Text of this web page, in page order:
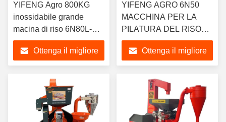
YIFENG Agro 800KG
inossidabile grande
macina di riso 6N80L-
9FC24 con macina di
frantumazione della
farina lavoro per 11kw o
22hp motore diesel
Ottenga il migliore
YIFENG AGRO 6N50
MACCHINA PER LA
PILATURA DEL RISO
MINI 350KG ALL'ORA
4HP Ottenga il migliore